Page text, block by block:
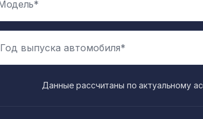
Год выпуска автомобиля*
Данные рассчитаны по актуальному